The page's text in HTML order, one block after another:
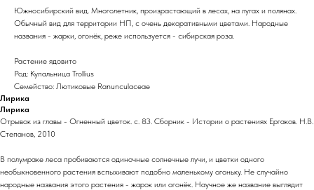
Южносибирский вид. Многолетник, произрастающий в лесах, на лугах и полянах.
Обычный вид для территории НП, с очень декоративными цветами. Народные
названия - жарки, огонёк, реже используется - сибирская роза.
Растение ядовито
Род: Купальница Trollius
Семейство: Лютиковые Ranunculaceae
Лирика
Лирика
Отрывок из главы - Огненный цветок. с. 83. Сборник - Истории о растениях Ергаков. Н.В.
Степанов, 2010
В полумраке леса пробиваются одиночные солнечные лучи, и цветки одного
необыкновенного растения вспыхивают подобно маленькому огоньку. Не случайно
народные названия этого растения - жарок или огонёк. Научное же название выглядит